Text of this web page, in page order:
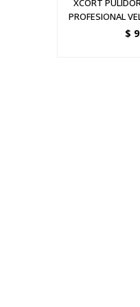
XCORT
PROFESIONAL
$